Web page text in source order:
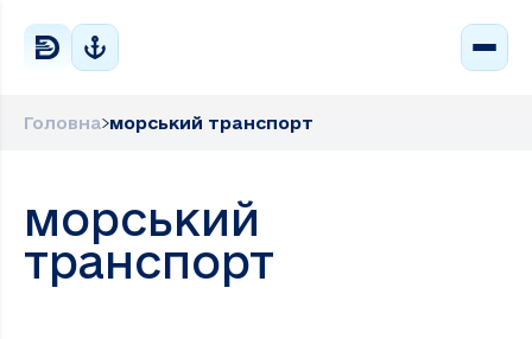
Головна морський транспорт
морський
транспорт